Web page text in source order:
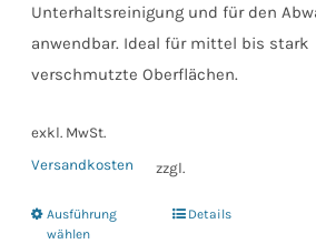
Unterhaltsreinigung und für den
anwendbar. Ideal für mittel bis stark
verschmutzte Oberflächen.
exkl. MwSt.
zzgl.
Versandkosten
Ausführung
wählen
Dieses
Details